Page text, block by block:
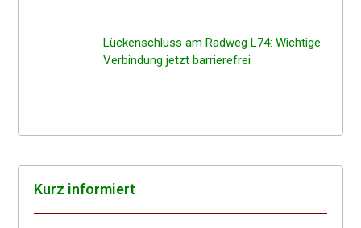
Lücken­schluss am Radweg L74: Wichti­ge
Verbin­dung jetzt barrierefrei
Kurz infor­miert